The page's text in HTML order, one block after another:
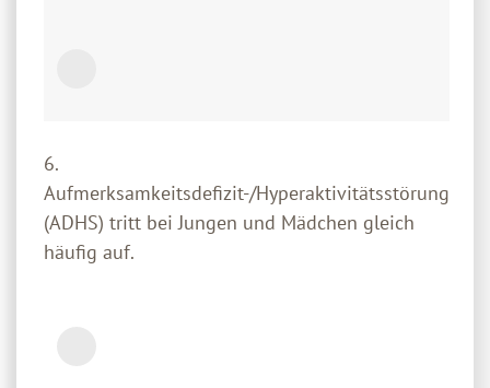
6.
Aufmerksamkeitsdefizit-/Hyperaktivitätsstörung
(ADHS) tritt bei Jungen und Mädchen gleich
häufig auf.